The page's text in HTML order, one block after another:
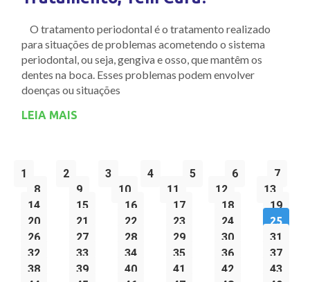
O tratamento periodontal é o tratamento realizado
para situações de problemas acometendo o sistema
periodontal, ou seja, gengiva e osso, que mantêm os
dentes na boca. Esses problemas podem envolver
doenças ou situações
LEIA MAIS
1 2 3 4 5 6
7
8
9 10 11 12
13
14
15 16 17 18
19
20
21 22 23 24 25
26 27 28 29 30
31
32
33 34 35 36
37
38
39 40 41 42
43